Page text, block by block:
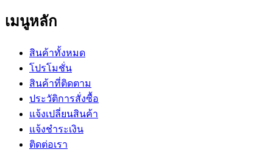
เมนูหลัก
สินค้าทั้งหมด
โปรโมชั่น
สินค้าที่ติดตาม
ประวัติการสั่งซื้อ
แจ้งเปลี่ยนสินค้า
แจ้งชำระเงิน
ติดต่อเรา